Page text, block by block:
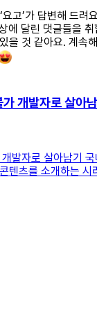
고’가 답변해 드
달린 댓글들을 취
을 것 같아요. 계속
개발자로 살아남
발자로 살아남기
텐츠를 소개하는 시